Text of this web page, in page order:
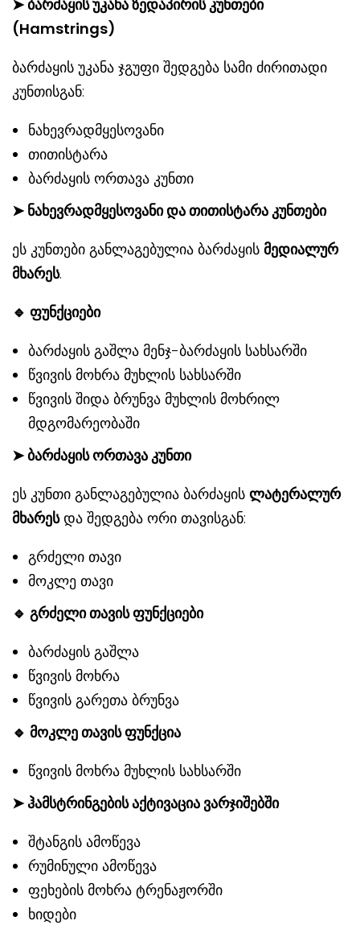
➤ბარძაყის უკანა ზედაპირის კუნთები
(Hamstrings)
ბარძაყის უკანა ჯგუფი შედგება სამი ძირითადი
კუნთისგან:
ნახევრადმყესოვანი
თითისტარა
ბარძაყის ორთავა კუნთი
➤ ნახევრადმყესოვანი დათითისტარაკუნთები
ეს კუნთები განლაგებულია ბარძაყის მედიალურ
მხარეს.
🔹 ფუნქციები
ბარძაყის გაშლა მენჯ-ბარძაყის სახსარში
წვივის მოხრა მუხლის სახსარში
წვივის შიდა ბრუნვა მუხლის მოხრილ
მდგომარეობაში
➤ბარძაყის ორთავა კუნთი
ეს კუნთი განლაგებულია ბარძაყის ლატერალურ
მხარესდა შედგება ორი თავისგან:
გრძელი თავი
მოკლე თავი
🔹 გრძელი თავის ფუნქციები
ბარძაყის გაშლა
წვივის მოხრა
წვივის გარეთა ბრუნვა
🔹 მოკლე თავის ფუნქცია
წვივის მოხრა მუხლის სახსარში
➤ჰამსტრინგების აქტივაცია ვარჯიშებში
შტანგის ამოწევა
რუმინული ამოწევა
ფეხების მოხრა ტრენაჟორში
ხიდები